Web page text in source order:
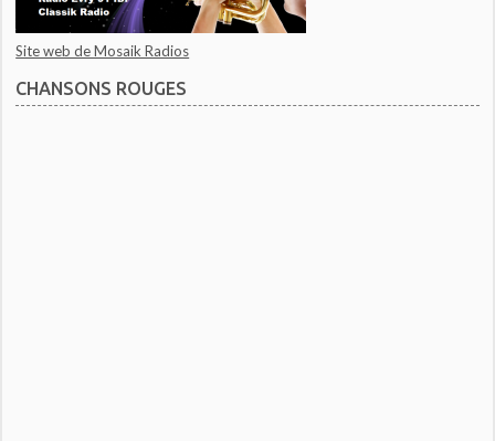
Site web de Mosaik Radios
CHANSONS ROUGES